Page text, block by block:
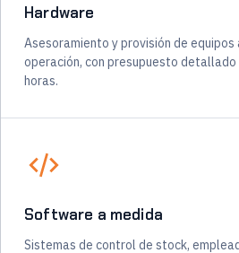
Hardware
Asesoramiento y provisión de equipos
operación, con presupuesto detallado
horas.
Software a medida
Sistemas de control de stock,